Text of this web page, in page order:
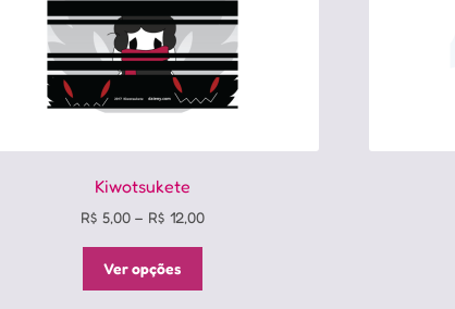
Kiwotsukete
R$ 5,00 – R$ 12,00Price
Ver opções